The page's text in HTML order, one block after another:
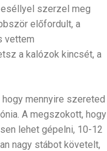
eséllyel szerzel meg
előfordult, a
vettem
a kalózok kincsét, a
mennyire szereted
A megszokott, hogy
lehet gépelni, 10-12
nagy stábot követelt,